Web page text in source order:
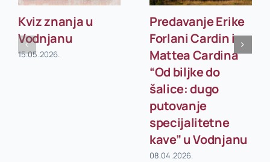
Kviz znanja u
Vodnjanu
15.05.2026.
Predavanje Erike
Forlani Cardin i
Mattea Cardina
“Od biljke do
šalice: dugo
putovanje
specijalitetne
kave” u Vodnjanu
08.04.2026.